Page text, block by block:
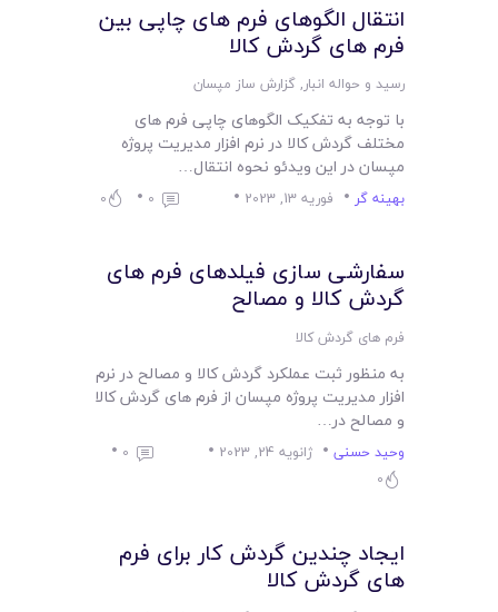
انتقال الگوهای فرم های چاپی بین
فرم های گردش کالا
رسید و حواله انبار,گزارش ساز مپسان
با توجه به تفکیک الگوهای چاپی فرم های
مختلف گردش کالا در نرم افزار مدیریت پروژه
مپسان در این ویدئو نحوه انتقال…
بهینه گر فوریه 13, 2023 0
0
سفارشی سازی فیلدهای فرم های
گردش کالا و مصالح
فرم های گردش کالا
به منظور ثبت عملکرد گردش کالا و مصالح در نرم
افزار مدیریت پروژه مپسان از فرم های گردش کالا
و مصالح در…
وحید حسنی ژانویه 24, 2023
0
0
ایجاد چندین گردش کار برای فرم
های گردش کالا